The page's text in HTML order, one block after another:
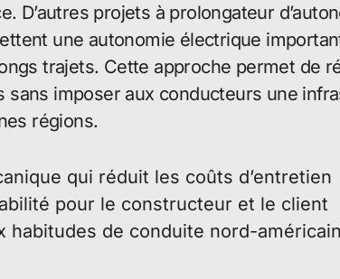
D’autres projets à prolongateur
une autonomie électrique
trajets. Cette approche permet de
sans imposer aux conducteurs une
régions.
qui réduit les coûts d’entretien
pour le constructeur et le client
habitudes de conduite nord-